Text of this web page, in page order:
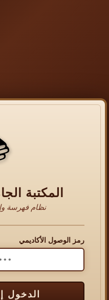
المكتبة
نظام فهرسة
رمز الوصول الأكاديمي
الدخول